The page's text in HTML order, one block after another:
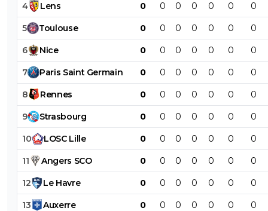
4 Lens 0 0 0 0 0 0 0
5 Toulouse 0 0 0 0 0 0 0
6 Nice 0 0 0 0 0 0 0
7 Paris Saint Germain 0 0 0 0 0 0 0
8 Rennes 0 0 0 0 0 0 0
9 Strasbourg 0 0 0 0 0 0 0
10 LOSC Lille 0 0 0 0 0 0 0
11 Angers SCO 0 0 0 0 0 0 0
12 Le Havre 0 0 0 0 0 0 0
13 Auxerre 0 0 0 0 0 0 0